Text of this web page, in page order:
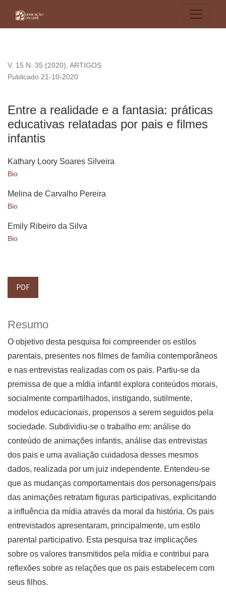
V. 15 N. 35 (2020), ARTIGOS
Entre a realidade e a fantasia: práticas
educativas relatadas por pais e filmes
infantis
Publicado 21-10-2020
Kathary Loory Soares Silveira
Bio
Melina de Carvalho Pereira
Bio
Emily Ribeiro da Silva
Bio
PDF
Resumo
O objetivo desta pesquisa foi compreender os estilos
parentais, presentes nos filmes de família contemporâneos
e nas entrevistas realizadas com os pais. Partiu-se da
premissa de que a mídia infantil explora conteúdos morais,
socialmente compartilhados, instigando, sutilmente,
modelos educacionais, propensos a serem seguidos pela
sociedade. Subdividiu-se o trabalho em: análise do
conteúdo de animações infantis, análise das entrevistas
dos pais e uma avaliação cuidadosa desses mesmos
dados, realizada por um juiz independente. Entendeu-se
que as mudanças comportamentais dos personagens/pais
das animações retratam figuras participativas, explicitando
a influência da mídia através da moral da história. Os pais
entrevistados apresentaram, principalmente, um estilo
parental participativo. Esta pesquisa traz implicações
sobre os valores transmitidos pela mídia e contribui para
reflexões sobre as relações que os pais estabelecem com
seus filhos.